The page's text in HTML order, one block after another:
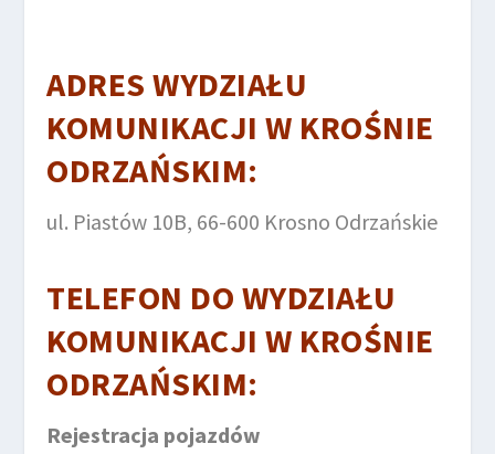
ADRES WYDZIAŁU
KOMUNIKACJI W KROŚNIE
ODRZAŃSKIM:
ul. Piastów 10B, 66-600 Krosno Odrzańskie
TELEFON DO WYDZIAŁU
KOMUNIKACJIW KROŚNIE
ODRZAŃSKIM:
Rejestracja pojazdów